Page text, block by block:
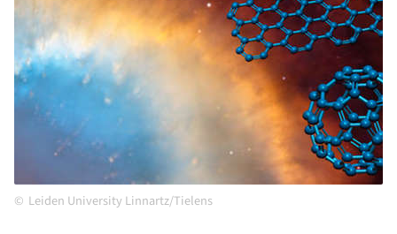
Leiden University Linnartz/Tielens